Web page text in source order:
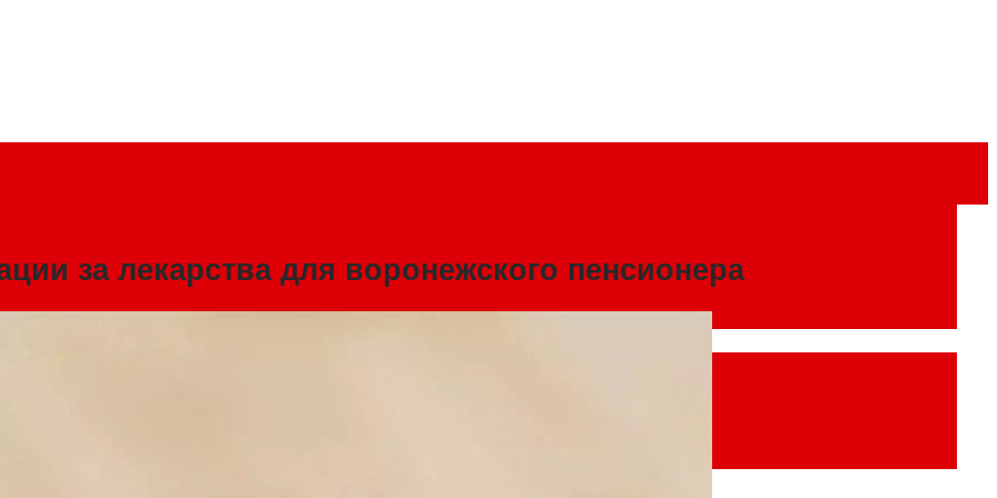
за лекарства для воронежского пенсионера